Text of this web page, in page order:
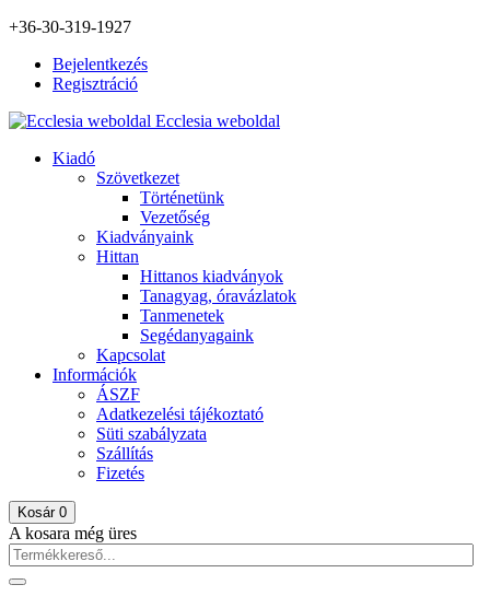
+36-30-319-1927
Bejelentkezés
Regisztráció
Ecclesia weboldal
Kiadó
Szövetkezet
Történetünk
Vezetőség
Kiadványaink
Hittan
Hittanos kiadványok
Tanagyag, óravázlatok
Tanmenetek
Segédanyagaink
Kapcsolat
Információk
ÁSZF
Adatkezelési tájékoztató
Süti szabályzata
Szállítás
Fizetés
Kosár 0
A kosara még üres